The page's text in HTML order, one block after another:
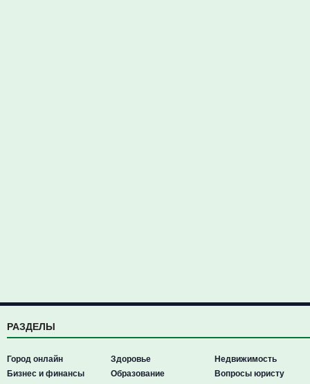
РАЗДЕЛЫ
Город онлайн
Бизнес и финансы
Здоровье
Образование
Недвижимость
Вопросы юристу